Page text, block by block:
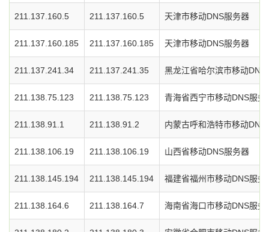
211.137.160.5 211.137.160.5 天津市移动DNS服务器
211.137.160.185 211.137.160.185 天津市移动DNS服务器
211.137.241.34 211.137.241.35 黑龙江省哈尔滨市移动DNS
211.138.75.123 211.138.75.123 青海省西宁市移动DNS服务
211.138.91.1 211.138.91.2 内蒙古呼和浩特市移动DNS
211.138.106.19 211.138.106.19 山西省移动DNS服务器
211.138.145.194 211.138.145.194 福建省福州市移动DNS服务
211.138.164.6 211.138.164.7 海南省海口市移动DNS服务